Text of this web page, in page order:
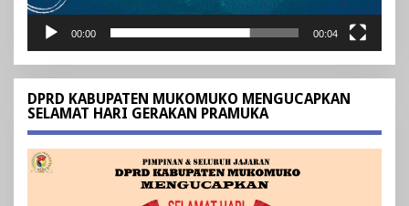
00:00 00:04
DPRD KABUPATEN MUKOMUKO MENGUCAPKAN
SELAMAT HARI GERAKAN PRAMUKA